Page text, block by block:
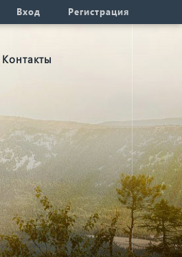
Вход Регистрация
Контакты